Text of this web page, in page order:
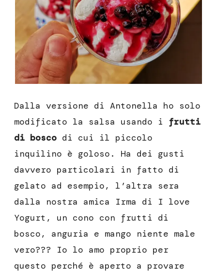
Dalla versione di Antonella ho solo
modificato la salsa usando i frutti
di bosco di cui il piccolo
inquilino è goloso. Ha dei gusti
davvero particolari in fatto di
gelato ad esempio, l’altra sera
dalla nostra amica Irma di I love
Yogurt, un cono con frutti di
bosco, anguria e mango niente male
vero??? Io lo amo proprio per
questo perché è aperto a provare